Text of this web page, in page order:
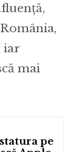
iar
mai
pe